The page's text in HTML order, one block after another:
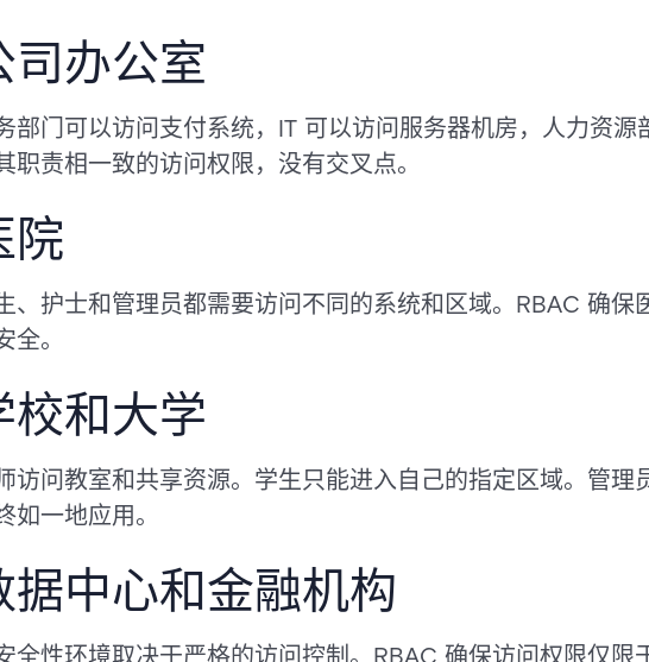
司办公室
部门可以访问支付系统，IT 可以访问服务器机房，人力资
职责相一致的访问权限，没有交叉点。
院
、护士和管理员都需要访问不同的系统和区域。RBAC 确
全。
校和大学
访问教室和共享资源。学生只能进入自己的指定区域。管理
如一地应用。
据中心和金融机构
全性环境取决于严格的访问控制。RBAC 确保访问权限仅